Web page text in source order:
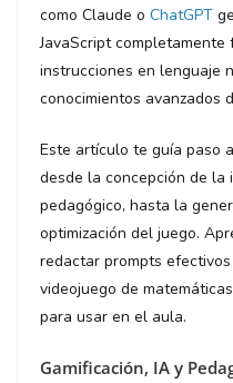
como Claude o ChatGPT
JavaScript
instrucciones en lenguaje
conocimientos avanzados
Este artículo te guía paso
desde la concepción de la
pedagógico, hasta la
optimización del juego.
redactar prompts
videojuego de
para usar en el aula.
Gamificación, IA y